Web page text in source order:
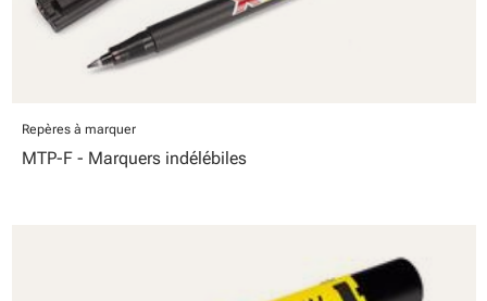
Repères à marquer
MTP-F - Marquers indélébiles